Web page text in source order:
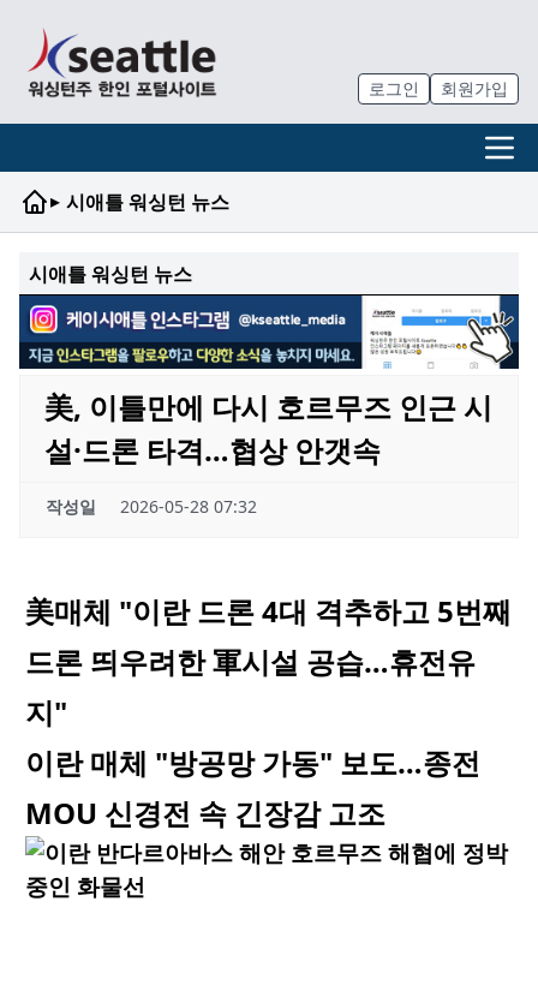
로그인 회원가입
▸ 시애틀 워싱턴 뉴스
시애틀 워싱턴 뉴스
美, 이틀만에 다시 호르무즈 인근 시
설·드론 타격…협상 안갯속
작성일 2026-05-28 07:32
美매체 "이란 드론 4대 격추하고 5번째
드론 띄우려한 軍시설 공습…휴전유
지"
이란 매체 "방공망 가동" 보도…종전
MOU 신경전 속 긴장감 고조